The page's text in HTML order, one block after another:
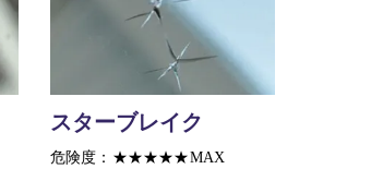
スターブレイク
危険度：★★★★★MAX